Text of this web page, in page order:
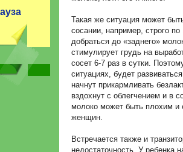
Такая же ситуация может
сосании, например, строго
добраться до «заднего»
стимулирует грудь на
сосет 6-7 раз в сутки.
ситуациях, будет
начнут прикармливать
вздохнут с облегчением и в
молоко может быть плохим
женщин.
Встречается также и
недостаточность. У ребенка